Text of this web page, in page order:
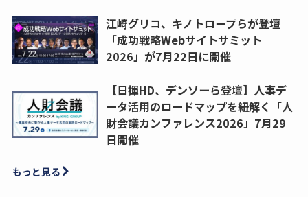
江崎グリコ、キノトロープらが登壇
「成功戦略Webサイトサミット
2026」が7月22日に開催
【日揮HD、デンソーら登壇】人事デ
ータ活用のロードマップを紐解く「人
財会議カンファレンス2026」7月29
日開催
もっと見る